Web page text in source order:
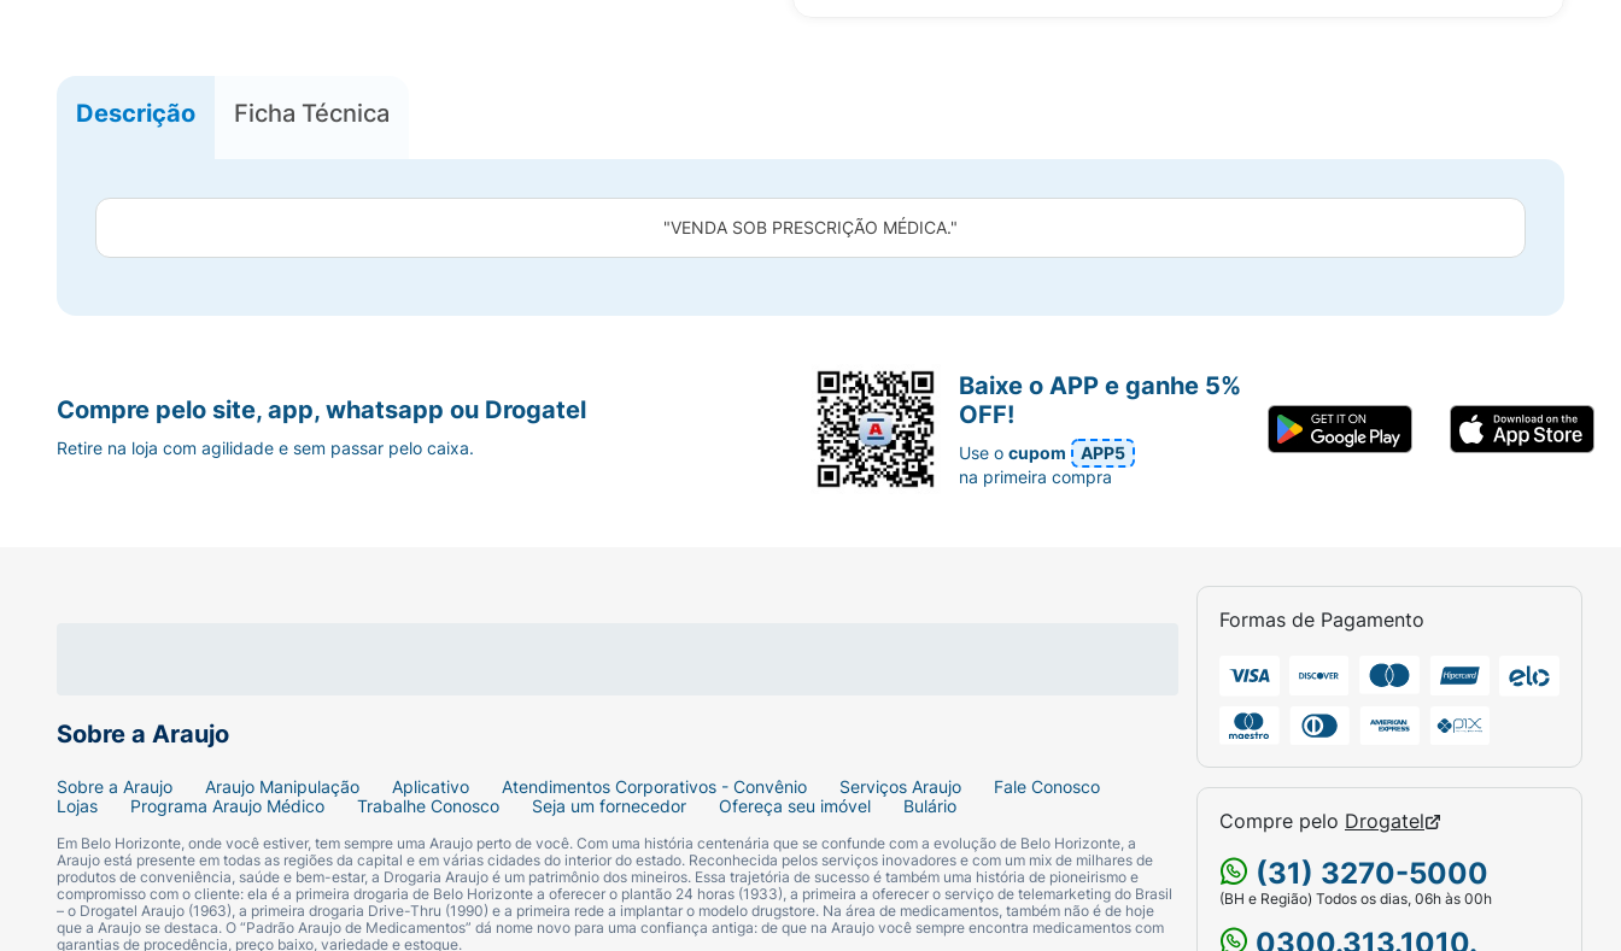
Descrição Ficha Técnica
"VENDA SOB PRESCRIÇÃO MÉDICA."
Sobre a Araujo
Sobre a Araujo Araujo Manipulação Aplicativo Atendimentos Corporativos - Convênio Serviços Araujo
Fale Conosco
Lojas
Programa Araujo Médico Trabalhe Conosco Seja um fornecedor Ofereça seu imóvel Bulário
Em Belo Horizonte, onde você estiver, tem sempre uma Araujo perto de você. Com uma história centenária que se confunde com a evolução de Belo Horizonte, a
Araujo está presente em todas as regiões da capital e em várias cidades do interior do estado. Reconhecida pelos serviços inovadores e com um mix de milhares de
produtos de conveniência, saúde e bem-estar, a Drogaria Araujo é um patrimônio dos mineiros. Essa trajetória de sucesso é também uma história de pioneirismo e
compromisso com o cliente: ela é a primeira drogaria de Belo Horizonte a oferecer o plantão 24 horas (1933), a primeira a oferecer o serviço de telemarketing do Brasil
– o Drogatel Araujo (1963), a primeira drogaria Drive-Thru (1990) e a primeira rede a implantar o modelo drugstore. Na área de medicamentos, também não é de hoje
que a Araujo se destaca. O “Padrão Araujo de Medicamentos” dá nome novo para uma confiança antiga: de que na Araujo você sempre encontra medicamentos com
garantias de procedência, preço baixo, variedade e estoque.
Formas de Pagamento
Compre pelo Drogatel
(31) 3270-5000
(BH e Região) Todos os dias, 06h às 00h
0300.313.1010.
Compre pelo site, app, whatsapp ou Drogatel
Retire na loja com agilidade e sem passar pelo caixa.
Baixe o APP e ganhe 5%
OFF!
Use ocupom
APP5
na primeira compra